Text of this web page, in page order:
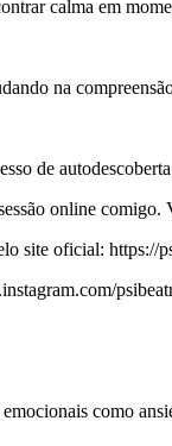
calma em
na
de
online
site oficial: https://
como